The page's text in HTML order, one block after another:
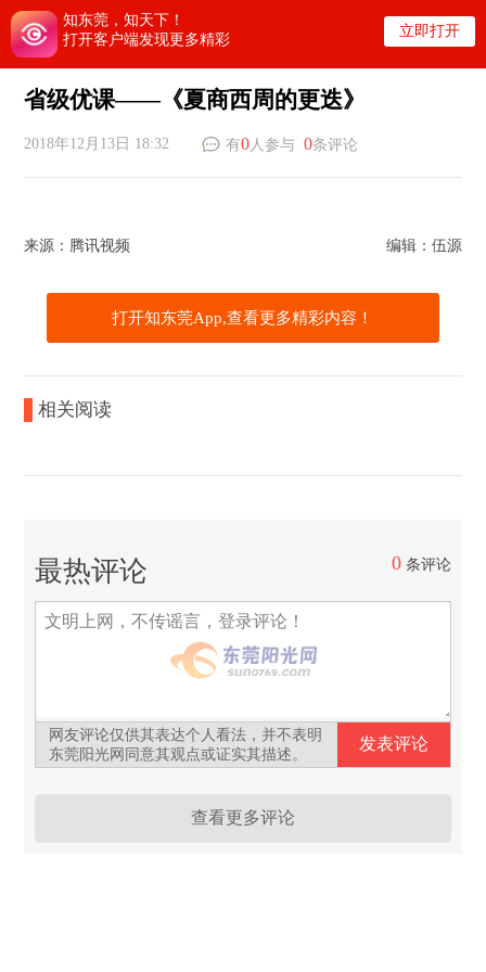
知东莞，知天下！
打开客户端发现更多精彩
立即打开
省级优课——《夏商西周的更迭》
2018年12月13日 18:32 有0人参与0条评论
来源：腾讯视频 编辑：伍源
打开知东莞App,查看更多精彩内容！
相关阅读
最热评论 0 条评论
网友评论仅供其表达个人看法，并不表明
东莞阳光网同意其观点或证实其描述。
查看更多评论